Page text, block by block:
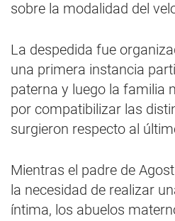
sobre la modalidad del
La despedida fue
una primera instancia
paterna y luego la familia
por compatibilizar las
surgieron respecto al
Mientras el padre de
la necesidad de realizar
íntima, los abuelos